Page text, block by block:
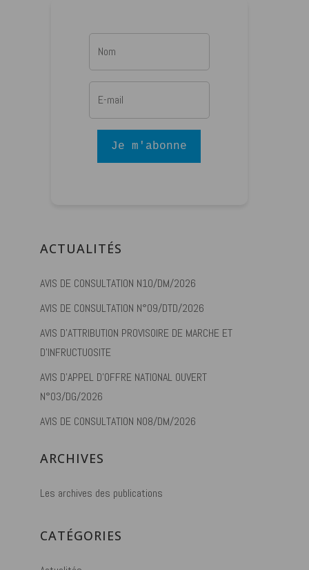
Je m'abonne
ACTUALITÉS
AVIS DE CONSULTATION N10/DM/2026
AVIS DE CONSULTATION N°09/DTD/2026
AVIS D’ATTRIBUTION PROVISOIRE DE MARCHE ET
D’INFRUCTUOSITE
AVIS D’APPEL D’OFFRE NATIONAL OUVERT
N°03/DG/2026
AVIS DE CONSULTATION N08/DM/2026
ARCHIVES
Les archives des publications
CATÉGORIES